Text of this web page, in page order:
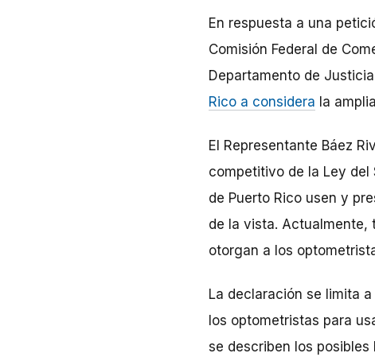
En respuesta a una
Comisión Federal de
Departamento de
Rico a considera la
El Representante Báez
competitivo de la Ley del
de Puerto Rico usen y
de la vista. Actualmente,
otorgan a los
La declaración se limita
los optometristas para
se describen los